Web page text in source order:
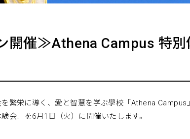
開催≫Athena Campus 特別
繁栄に導く、愛と智慧を学ぶ學校「Athena Campus
会」を6月1日（火）に開催いたします。